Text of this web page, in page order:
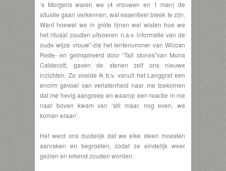
‘s Morgens waren we (4 vrouwen en 1 man) de
situatie gaan verkennen, wat essentieel bleek te zijn.
Want hoewel we in grote lijnen wel wisten hoe we
het rituaal zouden uitvoeren n.a.v. informatie van de
oude wijze vrouw”-zie het lentenummer van Wiccan
Rede- en geïnspireerd door “Tall stones”van Moira
Caldecott, gaven de stenen zelf ons nieuwe
inzichten. Zo voelde ik b.v. vanuit het Langgraf een
enorm gevoel van verlatenheid naar me toekomen
dat me hevig aangreep en waarop een reactie in me
naar boven kwam van ‘stil maar, nog even, we
komen eraan’.
Het werd ons duidelijk dat we elke steen moesten
aanraken en begroeten, zodat ze eindelijk weer
gezien en erkend zouden worden.